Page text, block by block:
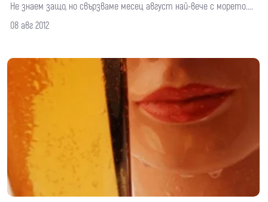
Не знаем защо, но свързваме месец август най-вече с морето....
08 авг 2012